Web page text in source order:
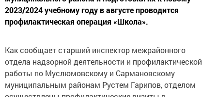
2023/2024 учебному году в августе проводится
профилактическая операция «Школа».
Как сообщает старший инспектор межрайонного
отдела надзорной деятельности и профилактической
работы по Муслюмовскому и Сармановскому
муниципальным районам Рустем Гарипов, отделом